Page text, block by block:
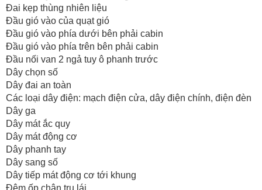
Đai kẹp thùng nhiên liệu
Đầu gió vào của quạt gió
Đầu gió vào phía dưới bên phải cabin
Đầu gió vào phía trên bên phải cabin
Đầu nối van 2 ngả tuy ô phanh trước
Dây chọn số
Dây đai an toàn
Các loại dây điện: mạch điện cửa, dây điện chính, điện đèn
Dây ga
Dây mát ắc quy
Dây mát động cơ
Dây phanh tay
Dây sang số
Dây tiếp mát động cơ tới khung
Đệm ốp chân trụ lái